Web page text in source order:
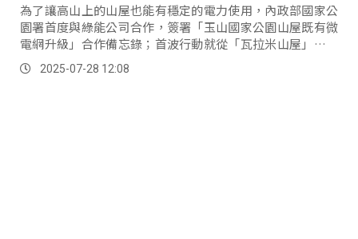
為了讓高山上的山屋也能有穩定的電力使用，內政部國家公
園署首度與綠能公司合作，簽署「玉山國家公園山屋既有微
電網升級」合作備忘錄；首波行動就從「瓦拉米山屋」開始
更新太陽能光電設備，導入具備微電網特色的光儲整合系
統，提升山屋能源的自主能力。
2025-07-28 12:08